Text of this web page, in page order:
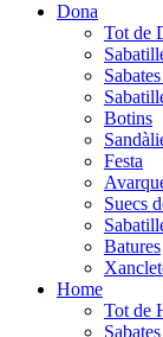
Dona
Tot de
Botins
Festa
Suecs
Batures
Home
Tot de
Sabates